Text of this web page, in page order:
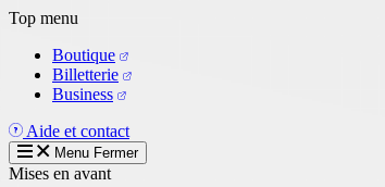
Aller
contenu
principal
Top menu
Boutique
Billetterie
Business
Aide et contact
Menu Fermer
Mises en avant